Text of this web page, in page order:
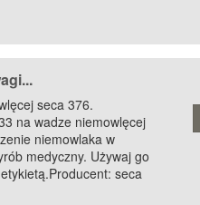
seca 376.
na wadze niemowlęcej
niemowlaka w
medyczny. Używaj go
seca